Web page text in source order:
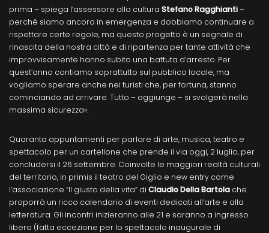
prima – spiega l’assessore alla cultura Stefano Ragghianti–
perché siamo ancora in emergenza e dobbiamo continuare a
rispettare certe regole, ma questo progetto è un segnale di
rinascita della nostra città e di ripartenza per tante attività che
improvvisamente hanno subito una battuta d’arresto. Per
quest’anno contiamo soprattutto sul pubblico locale, ma
vogliamo sperare anche nei turisti che, per fortuna, stanno
cominciando ad arrivare. Tutto – aggiunge – si svolgerà nella
massima sicurezza».
Quaranta appuntamenti per parlare di arte, musica, teatro e
spettacolo per un cartellone che prende il via oggi, 2 luglio, per
concludersi il 26 settembre. Coinvolte le maggiori realtà culturali
del territorio, in primis il teatro del Giglio e new entry come
l’associazione “Il giusto della vita” di Claudio Della Bartola che
proporrà un ricco calendario di eventi dedicati all’arte e alla
letteratura. Gli incontri inizieranno alle 21 e saranno a ingresso
libero (fatta eccezione per lo spettacolo inaugurale di